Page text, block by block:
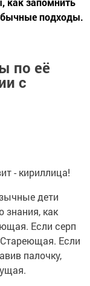
подходы.
по её
с
- кириллица!
дети
знания, как
Если серп
Стареющая. Если
палочку,